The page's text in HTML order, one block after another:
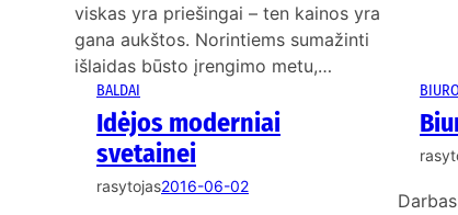
viskas yra priešingai – ten kainos yra
gana aukštos. Norintiems sumažinti
išlaidas būsto įrengimo metu,…
BALDAI
Idėjos moderniai
svetainei
rasytojas2016-06-02